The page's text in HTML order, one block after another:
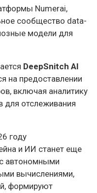
Numerai,
сообщество data-
модели для
DeepSnitch AI
на предоставлении
включая аналитику
для отслеживания
году
и ИИ станет еще
автономными
вычислениями,
формируют